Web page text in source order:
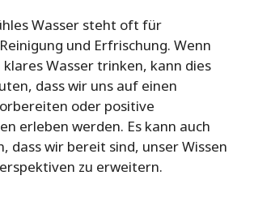
Wasser steht oft für
und Erfrischung. Wenn
Wasser trinken, kann dies
dass wir uns auf einen
oder positive
erleben werden. Es kann auch
dass wir bereit sind, unser Wissen
zu erweitern.